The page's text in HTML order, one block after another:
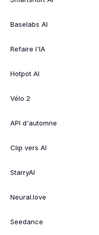
Baselabs AI
Refaire l'IA
Hotpot AI
Vélo 2
API d'automne
Clip vers AI
StarryAI
Neural.love
Seedance